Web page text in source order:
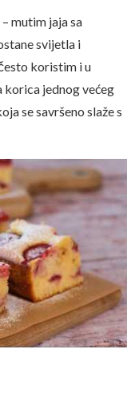
mutim jaja sa
svijetla i
koristim i u
jednog većeg
se savršeno slaže s